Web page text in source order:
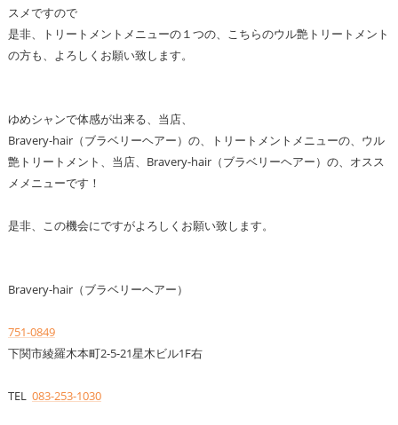
スメですので
是非、トリートメントメニューの１つの、こちらのウル艶トリートメント
の方も、よろしくお願い致します。
ゆめシャンで体感が出来る、当店、
Bravery-hair（ブラベリーヘアー）の、トリートメントメニューの、ウル
艶トリートメント、当店、Bravery-hair（ブラベリーヘアー）の、オスス
メメニューです！
是非、この機会にですがよろしくお願い致します。
Bravery-hair（ブラベリーヘアー）
751-0849
下関市綾羅木本町2-5-21星木ビル1F右
TEL 083-253-1030